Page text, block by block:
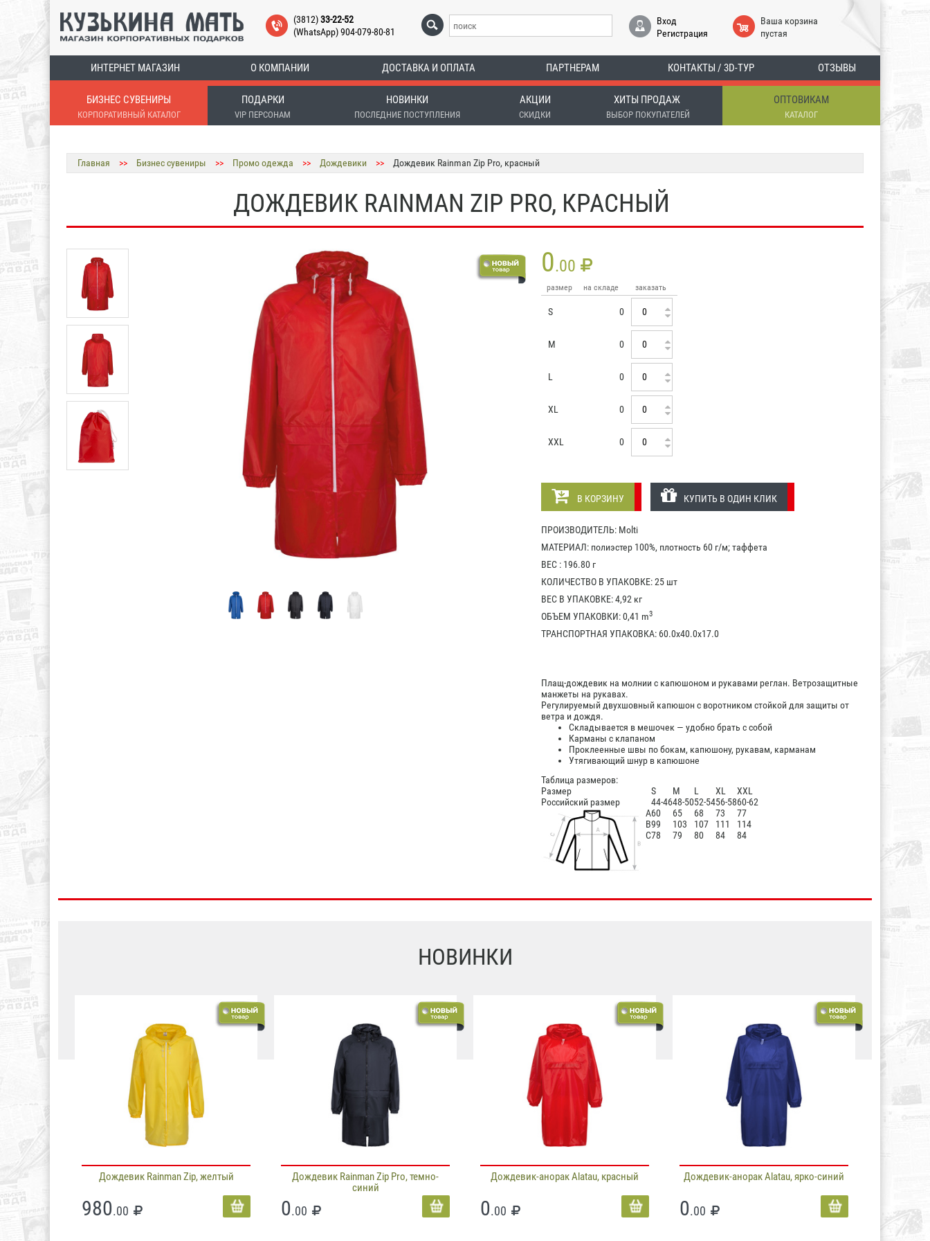
(3812)33-22-52
(WhatsApp) 904-079-80-81
Вход
Регистрация
Ваша корзина
пустая
ИНТЕРНЕТ МАГАЗИН О КОМПАНИИ ДОСТАВКА И ОПЛАТА ПАРТНЕРАМ КОНТАКТЫ / 3D-ТУР ОТЗЫВЫ
БИЗНЕС СУВЕНИРЫ
КОРПОРАТИВНЫЙ КАТАЛОГ
ПОДАРКИ
VIP ПЕРСОНАМ
НОВИНКИ
ПОСЛЕДНИЕ ПОСТУПЛЕНИЯ
АКЦИИ
СКИДКИ
ХИТЫ ПРОДАЖ
ВЫБОР ПОКУПАТЕЛЕЙ
ОПТОВИКАМ
КАТАЛОГ
Главная >> Бизнес сувениры >> Промо одежда >> Дождевики >> Дождевик Rainman Zip Pro, красный
ДОЖДЕВИК RAINMAN ZIP PRO, КРАСНЫЙ
0.00
размер на складе заказать
S 0
M 0
L 0
XL 0
XXL 0
В КОРЗИНУ КУПИТЬ В ОДИН КЛИК
ПРОИЗВОДИТЕЛЬ: Molti
МАТЕРИАЛ: полиэстер 100%, плотность 60 г/м; таффета
ВЕС : 196.80 г
КОЛИЧЕСТВО В УПАКОВКЕ: 25 шт
ВЕС В УПАКОВКЕ: 4,92 кг
ОБЪЕМ УПАКОВКИ: 0,41 m3
ТРАНСПОРТНАЯ УПАКОВКА: 60.0x40.0x17.0
Плащ-дождевик на молнии с капюшоном и рукавами реглан. Ветрозащитные
манжеты на рукавах.
Регулируемый двухшовный капюшон с воротником стойкой для защиты от
ветра и дождя.
Складывается в мешочек — удобно брать с собой
Карманы с клапаном
Проклеенные швы по бокам, капюшону, рукавам, карманам
Утягивающий шнур в капюшоне
Таблица размеров:
Размер
S M L XL
XXL
Российский размер
44-4648-5052-5456-5860-62
А60 65 68 73
77
B99 103 107 111
114
C78 79 80 84 84
НОВИНКИ
Дождевик Rainman Zip, желтый
980.00
Дождевик Rainman Zip Pro, темно-
синий
0.00
Дождевик-анорак Alatau, красный
0.00
Дождевик-анорак Alatau, ярко-синий
0.00